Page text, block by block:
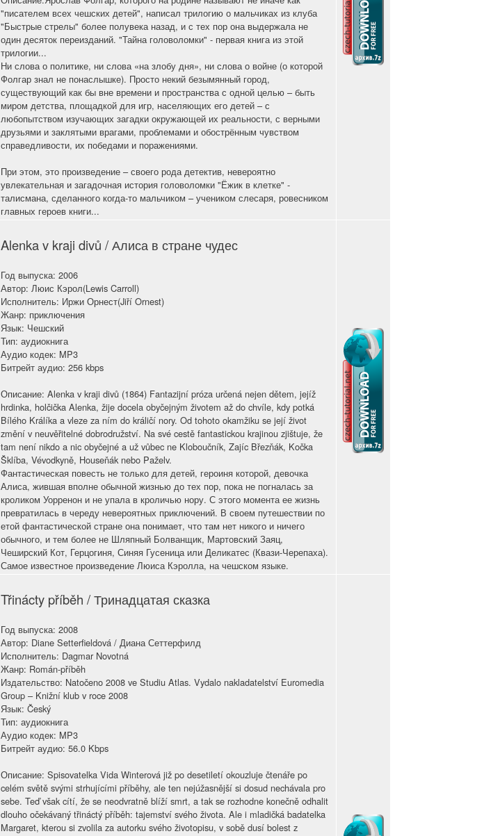
"писателем всех чешских детей", написал трилогию о мальчиках из клуба
"Быстрые стрелы" более полувека назад, и с тех пор она выдержала не
один десяток переизданий. "Тайна головоломки" - первая книга из этой
трилогии...
Ни слова о политике, ни слова «на злобу дня», ни слова о войне (о которой
Фолгар знал не понаслышке). Просто некий безымянный город,
существующий как бы вне времени и пространства с одной целью – быть
миром детства, площадкой для игр, населяющих его детей – с
любопытством изучающих загадки окружающей их реальности, с верными
друзьями и заклятыми врагами, проблемами и обострённым чувством
справедливости, их победами и поражениями.
При этом, это произведение – своего рода детектив, невероятно
увлекательная и загадочная история головоломки "Ёжик в клетке" -
талисмана, сделанного когда-то мальчиком – учеником слесаря, ровесником
главных героев книги...
Alenka v kraji divů / Алиса в стране чудес
Год выпуска: 2006
Автор: Люис Кэрол(Lewis Carroll)
Исполнитель: Иржи Орнест(Jiří Ornest)
Жанр: приключения
Язык: Чешский
Тип: аудиокнига
Аудио кодек: MP3
Битрейт аудио: 256 kbps
Описание: Alenka v kraji divů (1864) Fantazijní próza určená nejen dětem, jejíž
hrdinka, holčička Alenka, žije docela obyčejným životem až do chvíle, kdy potká
Bílého Králíka a vleze za ním do králičí nory. Od tohoto okamžiku se její život
změní v neuvěřitelné dobrodružství. Na své cestě fantastickou krajinou zjištuje, že
tam není nikdo a nic obyčejné a už vůbec ne Kloboučník, Zajíc Březňák, Kočka
Šklíba, Vévodkyně, Houseňák nebo Paželv.
Фантастическая повесть не только для детей, героиня которой, девочка
Алиса, жившая вполне обычной жизнью до тех пор, пока не погналась за
кроликом Уорренон и не упала в кроличью нору. С этого момента ее жизнь
превратилась в череду невероятных приключений. В своем путешествии по
етой фантастической стране она понимает, что там нет никого и ничего
обычного, и тем более не Шляпный Болванщик, Мартовский Заяц,
Чеширский Кот, Герцогиня, Синяя Гусеница или Деликатес (Квази-Черепаха).
Самое известное произведение Люиса Кэролла, на чешском языке.
Třinácty příběh / Тринадцатая сказка
Год выпуска: 2008
Автор: Diane Setterfieldová / Диана Сеттерфилд
Исполнитель: Dagmar Novotná
Жанр: Román-příběh
Издательство: Natočeno 2008 ve Studiu Atlas. Vydalo nakladatelství Euromedia
Group – Knižní klub v roce 2008
Язык: Český
Тип: аудиокнига
Аудио кодек: MP3
Битрейт аудио: 56.0 Kbps
Описание: Spisovatelka Vida Winterová již po desetiletí okouzluje čtenáře po
celém světě svými strhujícími příběhy, ale ten nejúžasnější si dosud nechávala pro
sebe. Teď však cítí, že se neodvratně blíží smrt, a tak se rozhodne konečně odhalit
dlouho očekávaný třináctý příběh: tajemství svého života. Ale i mladičká badatelka
Margaret, kterou si zvolila za autorku svého životopisu, v sobě dusí bolest z